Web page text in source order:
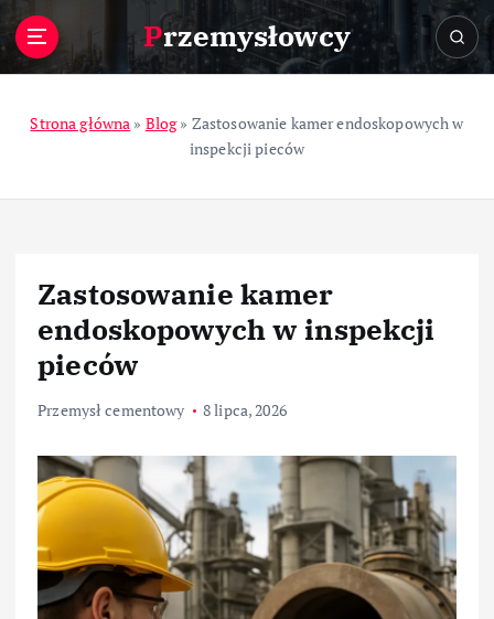
Przemysłowcy
Strona główna » Blog» Zastosowanie kamer endoskopowych w
inspekcji pieców
Zastosowanie kamer
endoskopowych w inspekcji
pieców
Przemysł cementowy 8 lipca, 2026